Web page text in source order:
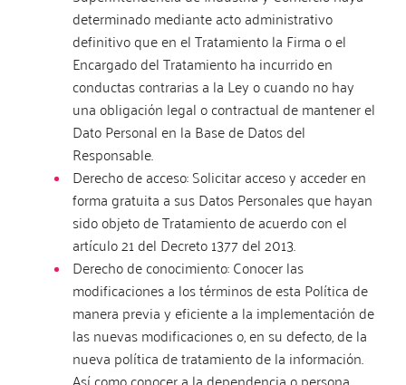
determinado mediante acto administrativo
definitivo que en el Tratamiento la Firma o el
Encargado del Tratamiento ha incurrido en
conductas contrarias a la Ley o cuando no hay
una obligación legal o contractual de mantener el
Dato Personal en la Base de Datos del
Responsable.
Derecho de acceso: Solicitar acceso y acceder en
forma gratuita a sus Datos Personales que hayan
sido objeto de Tratamiento de acuerdo con el
artículo 21 del Decreto 1377 del 2013.
Derecho de conocimiento: Conocer las
modificaciones a los términos de esta Política de
manera previa y eficiente a la implementación de
las nuevas modificaciones o, en su defecto, de la
nueva política de tratamiento de la información.